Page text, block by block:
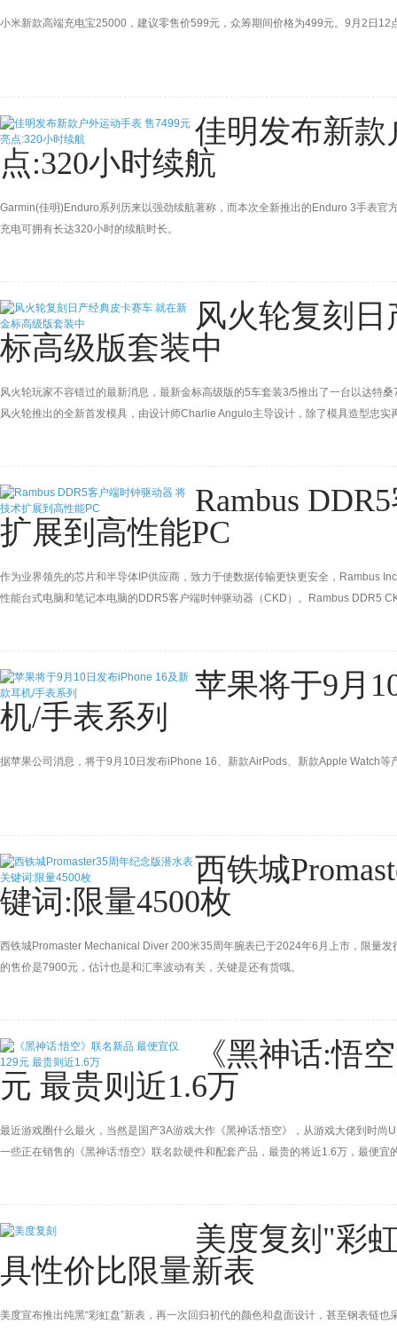
小米新款高端充电宝25000，建议零售价599元，众筹期间价格为499元。9月2日
佳明发布新款
点:320小时续航
Garmin(佳明)Enduro系列历来以强劲续航著称，而本次全新推出的Enduro 3手表
充电可拥有长达320小时的续航时长。
风火轮复刻
标高级版套装中
风火轮玩家不容错过的最新消息，最新金标高级版的5车套装3/5推出了一台以达特
风火轮推出的全新首发模具，由设计师Charlie Angulo主导设计，除了模具造型忠
Rambus
扩展到高性能PC
作为业界领先的芯片和半导体IP供应商，致力于使数据传输更快更安全，Rambus
性能台式电脑和笔记本电脑的DDR5客户端时钟驱动器（CKD）。Rambus DDR5
苹果将于9月
机/手表系列
据苹果公司消息，将于9月10日发布iPhone 16、新款AirPods、新款Apple Watch
西铁城
键词:限量4500枚
西铁城Promaster Mechanical Diver 200米35周年腕表已于2024年6月上市，限量
的售价是7900元，估计也是和汇率波动有关，关键是还有货哦。
《黑神话:悟
元 最贵则近1.6万
最近游戏圈什么最火，当然是国产3A游戏大作《黑神话:悟空》，从游戏大佬到时
一些正在销售的《黑神话:悟空》联名款硬件和配套产品，最贵的将近1.6万，最便宜
美度复刻"彩
具性价比限量新表
美度宣布推出纯黑“彩虹盘”新表，再一次回归初代的颜色和盘面设计，甚至钢表链